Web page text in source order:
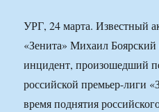
УРГ, 24 марта. Известный
«Зенита» Михаил
инцидент, произошедший
российской премьер-лиги
время поднятия